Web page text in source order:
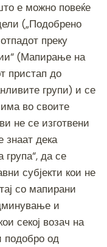
е можно повеќе
(„Подобрено
преку
(Мапирање на
пристап до
групи) и се
во своите
не се изготвени
знаат дека
да се
субјекти кои не
со мапирани
и
секој возач на
подобро од